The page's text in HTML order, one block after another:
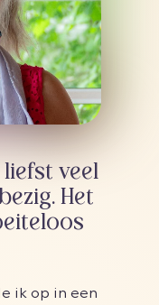
veel
Het
ik op in een